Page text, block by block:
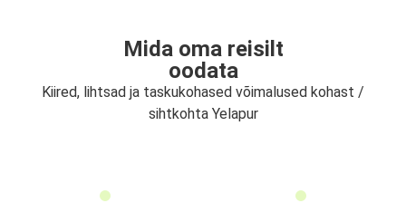
Mida oma reisilt
oodata
Kiired, lihtsad ja taskukohased võimalused kohast /
sihtkohta Yelapur